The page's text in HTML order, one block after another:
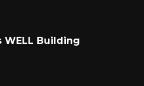
WELL Building